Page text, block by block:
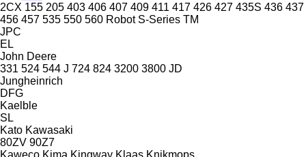
2CX 155 205 403 406 407 409 411 417 426 427 435S 436 437
456 457 535 550 560 Robot S-Series TM
JPC
EL
John Deere
331 524 544 J 724 824 3200 3800 JD
Jungheinrich
DFG
Kaelble
SL
Kato Kawasaki
80ZV 90Z7
Kaweco Kima Kingway Klaas Knikmops